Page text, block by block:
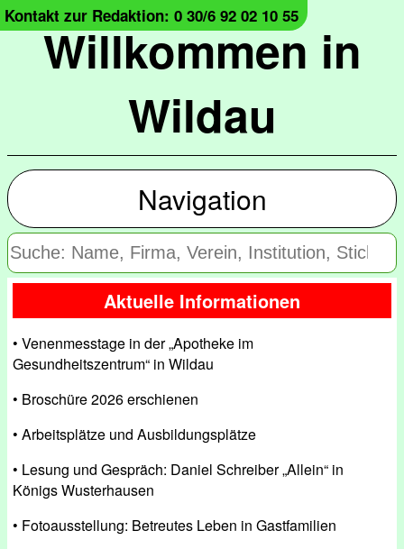
Willkommen in
Wildau
Kontakt zur Redaktion: 0 30/6 92 02 10 55
Navigation
Aktuelle Informationen
• Venenmesstage in der „Apotheke im
Gesundheitszentrum“ in Wildau
• Broschüre 2026 erschienen
• Arbeitsplätze und Ausbildungsplätze
• Lesung und Gespräch: Daniel Schreiber „Allein“ in
Königs Wusterhausen
• Fotoausstellung: Betreutes Leben in Gastfamilien